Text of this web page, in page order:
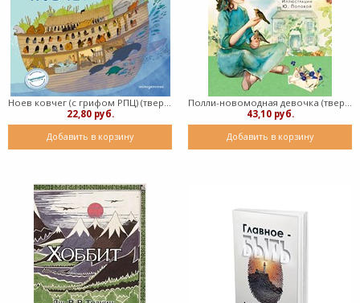
Ноев ковчег (с грифом РПЦ) (твердый)
22,80 руб.
Добавить в корзину
Полли-новомодная девочка (твердый)
43,10 руб.
Добавить в корзину